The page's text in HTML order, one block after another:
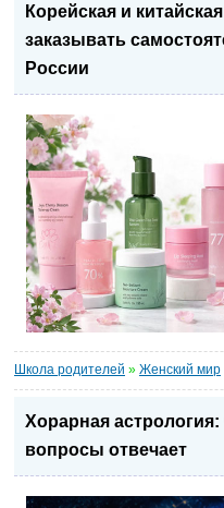
Корейская и
заказывать
России
Школа родителей » Женский мир
Хорарная астрология:
вопросы отвечает